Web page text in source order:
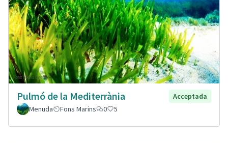
Pulmó de la Mediterrània
Acceptada
Menuda
Fons Marins 0 5